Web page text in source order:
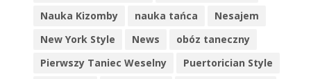
Nauka Kizomby
nauka tańca
Nesajem
New York Style
News
obóz taneczny
Pierwszy Taniec Weselny
Puertorician Style